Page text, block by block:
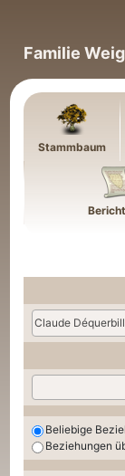
Familie
Stammbaum
Claude
Beliebige
Beziehungen